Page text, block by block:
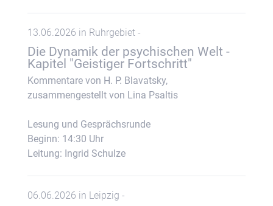
13.06.2026 in Ruhrgebiet -
Die Dynamik der psychischen Welt -
Kapitel "Geistiger Fortschritt"
Kommentare von H. P. Blavatsky,
zusammengestellt von Lina Psaltis
Lesung und Gesprächsrunde
Beginn: 14:30 Uhr
Leitung: Ingrid Schulze
06.06.2026 in Leipzig -